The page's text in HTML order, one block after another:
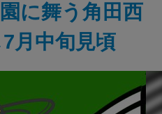
に舞う角田西
月中旬見頃